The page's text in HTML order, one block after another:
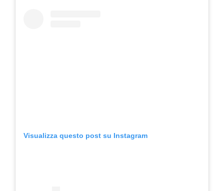
Visualizza questo post su Instagram